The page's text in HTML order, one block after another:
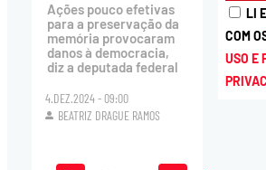
Ações pouco efetivas
para a preservação da
memória provocaram
danos à democracia,
diz a deputada federal
4.DEZ.2024 - 09:00
BEATRIZ DRAGUE RAMOS
LI
COM
USO E